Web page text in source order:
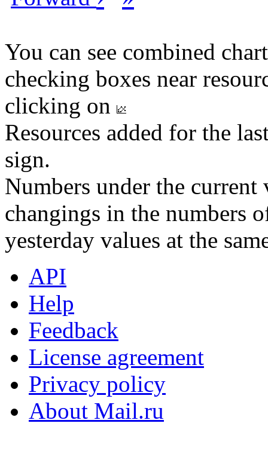
You can see combined
checking boxes near
clicking on
Resources added for the
sign.
Numbers under the
changings in the numbers
yesterday values at the
API
Help
Feedback
License agreement
Privacy policy
About Mail.ru